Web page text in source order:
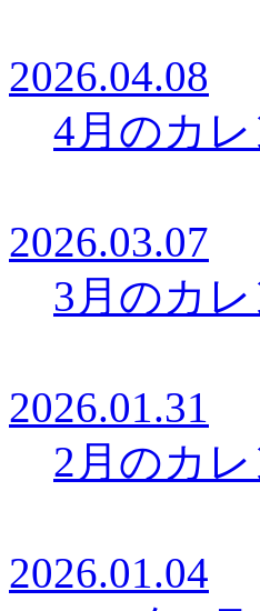
2026.04.08
4月のカ
2026.03.07
3月のカ
2026.01.31
2月のカ
2026.01.04